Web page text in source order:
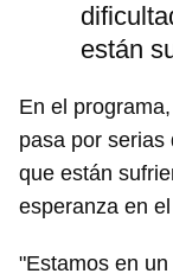
están
En el
pasa por serias
que están
esperanza en
"Estamos en